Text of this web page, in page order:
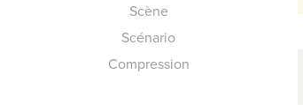
Scène
Scénario
Compression